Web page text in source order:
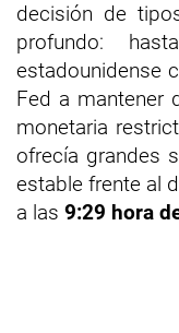
decisión de
profundo:
estadounidense
Fed a mantener
monetaria
ofrecía grandes
estable frente al
a las 9:29 hora